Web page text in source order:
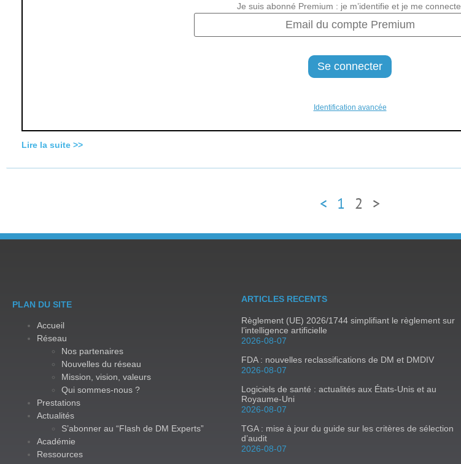
Je suis abonné Premium : je m’identifie et je me connecte.
Identification avancée
Lire la suite >>
< 1 2 >
PLAN DU SITE
Accueil
Réseau
Nos partenaires
Nouvelles du réseau
Mission, vision, valeurs
Qui sommes-nous ?
Prestations
Actualités
S’abonner au “Flash de DM Experts”
Académie
Ressources
ARTICLES RECENTS
Règlement (UE) 2026/1744 simplifiant le règlement sur
l’intelligence artificielle
2026-08-07
FDA : nouvelles reclassifications de DM et DMDIV
2026-08-07
Logiciels de santé : actualités aux États-Unis et au
Royaume-Uni
2026-08-07
TGA : mise à jour du guide sur les critères de sélection
d’audit
2026-08-07